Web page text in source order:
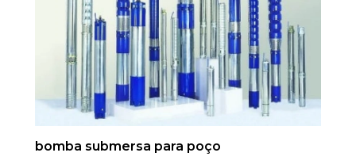
bomba submersa para poço